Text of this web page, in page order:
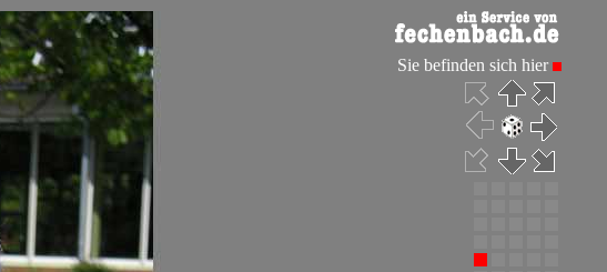
Sie befinden sich hier